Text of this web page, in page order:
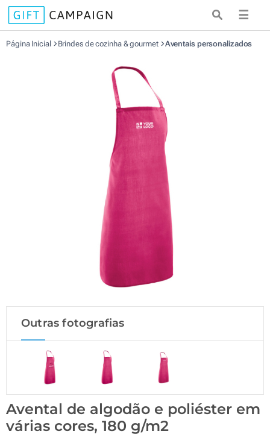
☰
Página Inicial Brindes de cozinha & gourmet Aventais personalizados
Outras fotografias
Avental de algodão e poliéster em
várias cores, 180 g/m2